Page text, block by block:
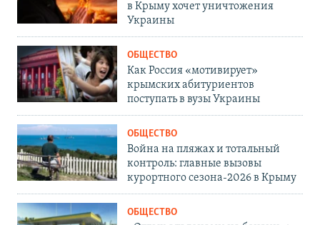
в Крыму хочет уничтожения
Украины
ОБЩЕСТВО
Как Россия «мотивирует»
крымских абитуриентов
поступать в вузы Украины
ОБЩЕСТВО
Война на пляжах и тотальный
контроль: главные вызовы
курортного сезона-2026 в Крыму
ОБЩЕСТВО